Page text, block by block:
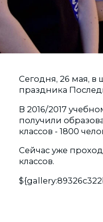
Сегодня, 26 мая, в
праздника
В 2016/2017
получили
классов - 1800
Сейчас уже
классов.